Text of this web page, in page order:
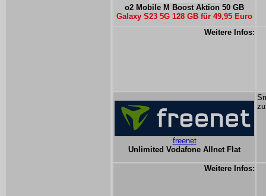
o2 Mobile M Boost Aktion 50 GB
Galaxy S23 5G 128 GB für 49,95 Euro
Weitere Infos:
freenet
Unlimited Vodafone Allnet Flat
Weitere Infos: